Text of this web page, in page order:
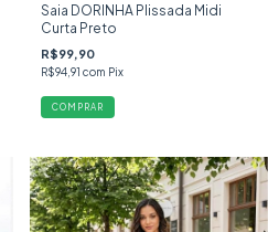
Saia DORINHA Plissada Midi
Curta Preto
R$99,90
R$94,91 com Pix
COMPRAR